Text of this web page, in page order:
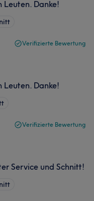
Danke!
Verifizierte Bewertung
Danke!
Verifizierte Bewertung
Service und Schnitt!